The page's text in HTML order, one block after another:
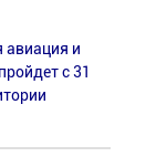
авиация и
с 31